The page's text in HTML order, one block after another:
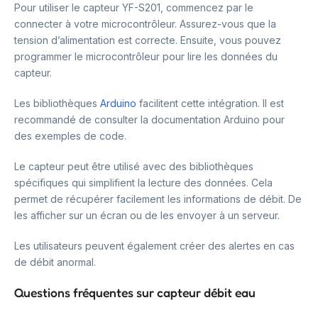
Pour utiliser le capteur YF-S201, commencez par le
connecter à votre microcontrôleur. Assurez-vous que la
tension d’alimentation est correcte. Ensuite, vous pouvez
programmer le microcontrôleur pour lire les données du
capteur.
Les bibliothèques Arduino facilitent cette intégration. Il est
recommandé de consulter la documentation Arduino pour
des exemples de code.
Le capteur peut être utilisé avec des bibliothèques
spécifiques qui simplifient la lecture des données. Cela
permet de récupérer facilement les informations de débit. De
les afficher sur un écran ou de les envoyer à un serveur.
Les utilisateurs peuvent également créer des alertes en cas
de débit anormal.
Questions fréquentes sur capteur débit eau